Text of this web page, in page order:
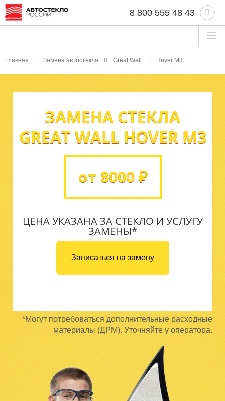
8 800 555 48 43
Главная Замена автостекла Great Wall Hover M3
ЗАМЕНА СТЕКЛА
GREAT WALL HOVER M3
от 8000 ₽
ЦЕНА УКАЗАНА ЗА СТЕКЛО И УСЛУГУ
ЗАМЕНЫ*
Записаться на замену
*Могут потребоваться дополнительные расходные
материалы (ДРМ). Уточняйте у оператора.